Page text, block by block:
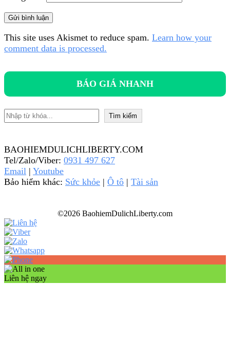
This site uses Akismet to reduce spam. Learn how your
comment data is processed.
BÁO GIÁ NHANH
Tìm kiếm Tìm kiếm
BAOHIEMDULICHLIBERTY.COM
Tel/Zalo/Viber: 0931 497 627
Email | Youtube
Bảo hiểm khác: Sức khỏe | Ô tô | Tài sản
©2026 BaohiemDulichLiberty.com
Liên hệ ngay